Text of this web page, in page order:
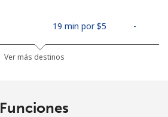
19 min por ⁦$5⁩ -
10 min por ⁦$5⁩
Ver más destinos
Funciones